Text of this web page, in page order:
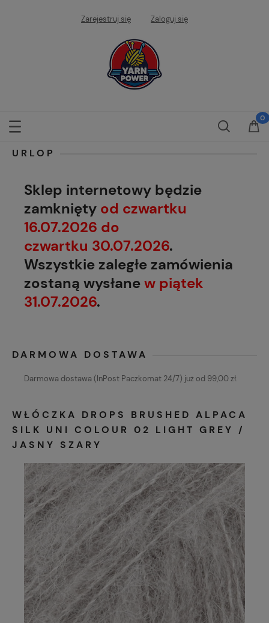
Zarejestruj się Zaloguj się
URLOP
Sklep internetowy będzie
zamknięty od czwartku
16.07.2026 do
czwartku 30.07.2026.
Wszystkie zaległe zamówienia
zostaną wysłanew piątek
31.07.2026.
DARMOWA DOSTAWA
Darmowa dostawa (InPost Paczkomat 24/7) już od 99,00 zł.
WŁÓCZKA DROPS BRUSHED ALPACA
SILK UNI COLOUR 02 LIGHT GREY /
JASNY SZARY